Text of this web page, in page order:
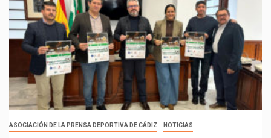
ASOCIACIÓN DE LA PRENSA DEPORTIVA DE CÁDIZ NOTICIAS